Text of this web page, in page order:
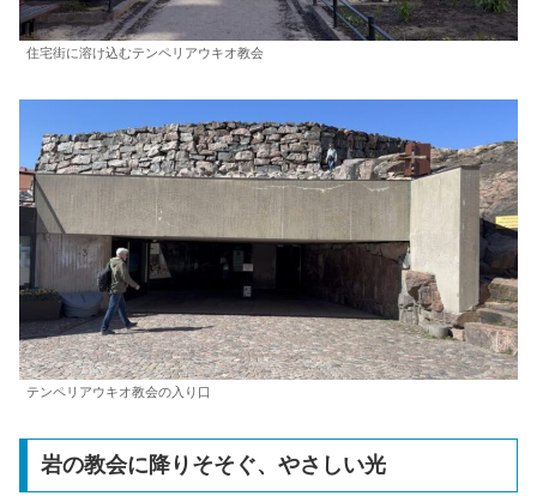
住宅街に溶け込むテンペリアウキオ教会
テンペリアウキオ教会の入り口
岩の教会に降りそそぐ、やさしい光